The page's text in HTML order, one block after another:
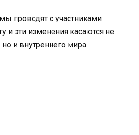
проводят с участниками
и эти изменения касаются не
и внутреннего мира.